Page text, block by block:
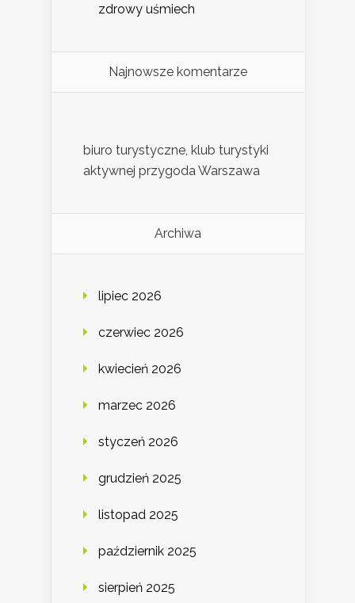
zdrowy uśmiech
Najnowsze komentarze
biuro turystyczne, klub turystyki
aktywnej przygoda Warszawa
Archiwa
lipiec 2026
czerwiec 2026
kwiecień 2026
marzec 2026
styczeń 2026
grudzień 2025
listopad 2025
październik 2025
sierpień 2025